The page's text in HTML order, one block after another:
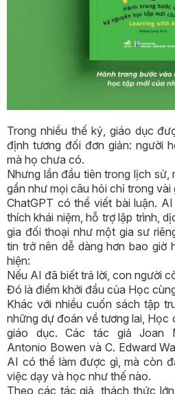
Trong nhiều thế kỷ, giáo dục
định tương đối đơn giản: người
mà họ chưa có.
Nhưng lần đầu tiên trong lịch
gần như mọi câu hỏi chỉ trong vài
ChatGPT có thể viết bài luận.
thích khái niệm, hỗ trợ lập trình,
gia đối thoại như một gia sư
tin trở nên dễ dàng hơn bao giờ
hiện:
Nếu AI đã biết trả lời, con người
Đó là điểm khởi đầu của Học
Khác với nhiều cuốn sách tập
những dự đoán về tương lai,
giáo dục. Các tác giả Joan
Antonio Bowen và C. Edward
AI có thể làm được gì, mà còn
việc dạy và học như thế nào.
Theo các tác giả, thách thức